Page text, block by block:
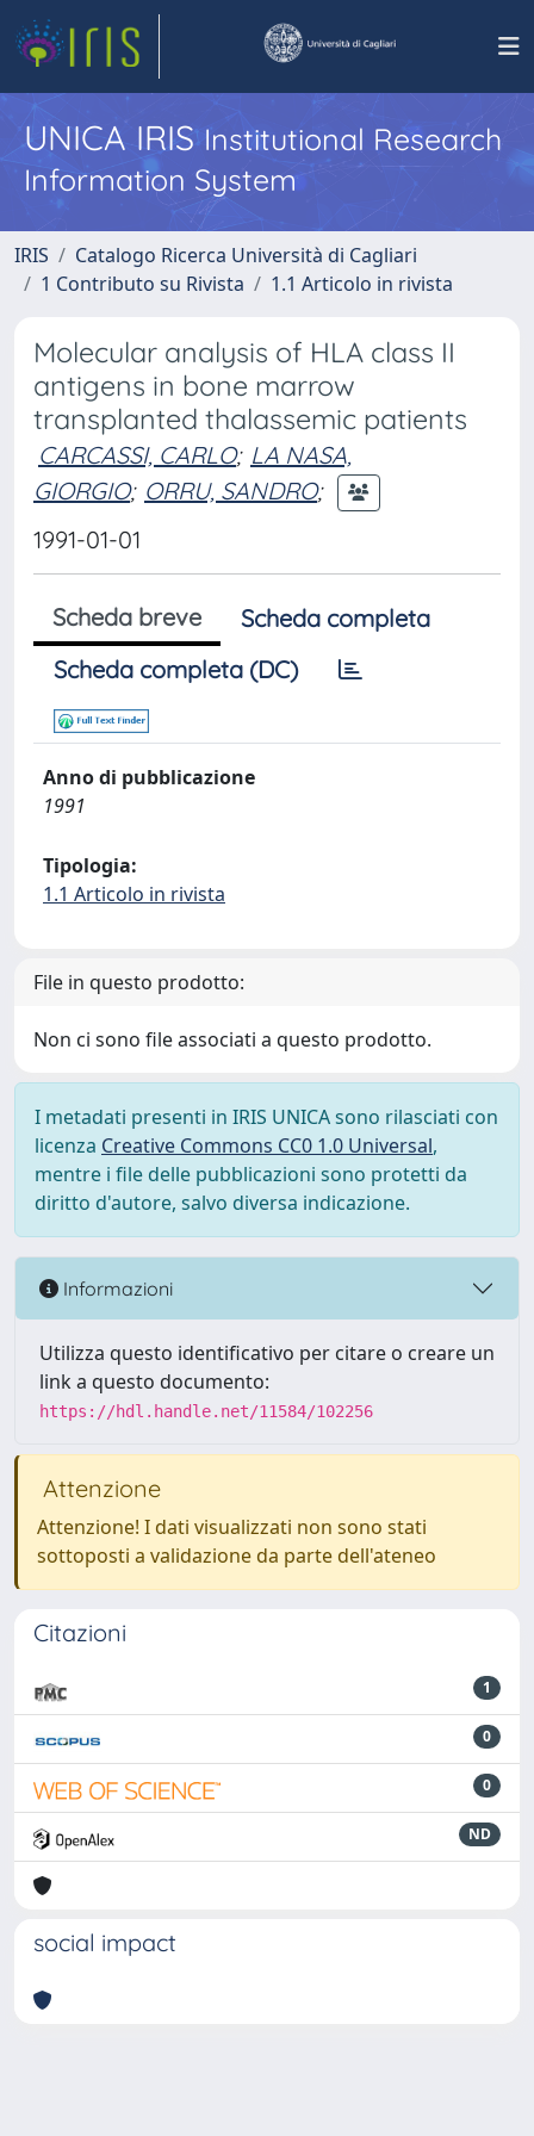
UNICA IRISInstitutional Research
Information System
IRIS
Catalogo Ricerca Università di Cagliari
1 Contributo su Rivista
1.1 Articolo in rivista
Molecular analysis of HLA class II
antigens in bone marrow
transplanted thalassemic patients
CARCASSI, CARLO; LA NASA,
GIORGIO; ORRU, SANDRO;
1991-01-01
Scheda breve
Scheda completa
Scheda completa (DC)
Anno di pubblicazione
1991
Tipologia:
1.1 Articolo in rivista
File in questo prodotto:
Non ci sono file associati a questo prodotto.
I metadati presenti in IRIS UNICA sono rilasciati con
licenza Creative Commons CC0 1.0 Universal,
mentre i file delle pubblicazioni sono protetti da
diritto d'autore, salvo diversa indicazione.
Informazioni
Utilizza questo identificativo per citare o creare un
link a questo documento:
https://hdl.handle.net/11584/102256
Attenzione
Attenzione! I dati visualizzati non sono stati
sottoposti a validazione da parte dell'ateneo
Citazioni
1
0
0
ND
social impact